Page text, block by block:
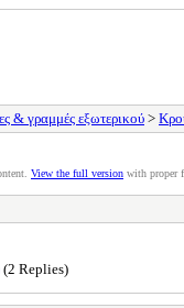
& γραμμές εξωτερικού >
View the full version with proper
(2 Replies)